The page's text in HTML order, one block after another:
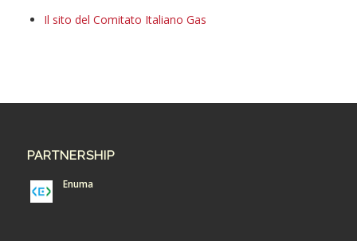
Il sito del Comitato Italiano Gas
PARTNERSHIP
Enuma